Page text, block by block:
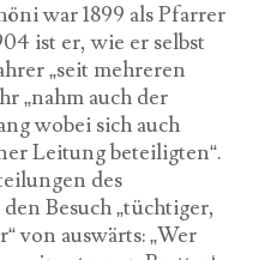
war 1899 als Pfarrer
ist er, wie er selbst
„seit mehreren
„nahm auch der
wobei sich auch
Leitung beteiligten“.
des
Besuch „tüchtiger,
von auswärts: „Wer